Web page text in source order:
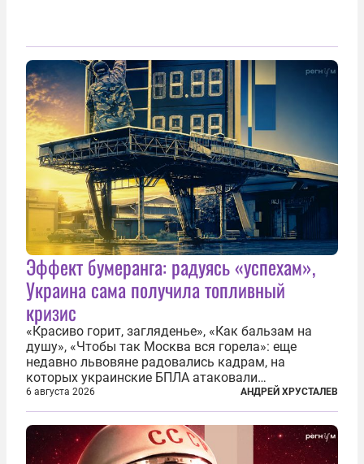
Эффект бумеранга: радуясь «успехам»,
Украина сама получила топливный
кризис
«Красиво горит, загляденье», «Как бальзам на
душу», «Чтобы так Москва вся горела»: еще
недавно львовяне радовались кадрам, на
которых украинские БПЛА атаковали
нефтеперерабатывающие предприятия России. В
скором времени оказалось, что в «эту игру можно
играть вдвоем» — российские дроны только за...
6 августа 2026 АНДРЕЙ ХРУСТАЛЕВ